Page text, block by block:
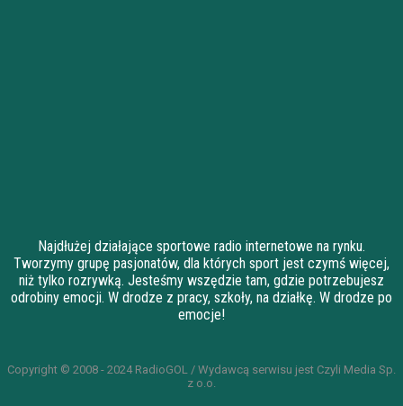
Najdłużej działające sportowe radio internetowe na rynku.
Tworzymy grupę pasjonatów, dla których sport jest czymś więcej,
niż tylko rozrywką. Jesteśmy wszędzie tam, gdzie potrzebujesz
odrobiny emocji. W drodze z pracy, szkoły, na działkę. W drodze po
emocje!
Copyright © 2008 - 2024 RadioGOL / Wydawcą serwisu jest Czyli Media Sp.
z o.o.